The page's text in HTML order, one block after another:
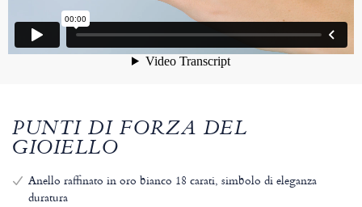
PUNTI DI FORZA DEL
GIOIELLO
Anello raffinato in oro bianco 18 carati, simbolo di eleganza
duratura